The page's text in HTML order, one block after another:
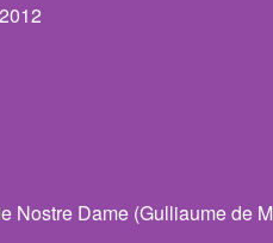
von Kirchenmusik
von Gruppen
von Schola
Nostre Dame (Gulliaume de